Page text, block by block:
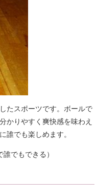
たスポーツです。ボールで
かりやすく爽快感を味わえ
誰でも楽しめます。
でもできる）